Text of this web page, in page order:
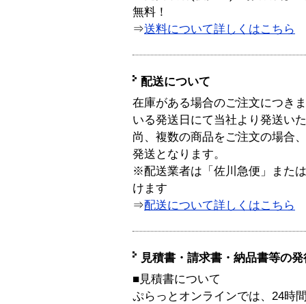
無料！
⇒送料について詳しくはこちら
配送について
在庫がある場合のご注文につき
いる発送日にて当社より発送い
尚、複数の商品をご注文の場合
発送となります。
※配送業者は「佐川急便」また
けます
⇒配送について詳しくはこちら
見積書・請求書・納品書等の
■見積書について
ぷらっとオンラインでは、24時